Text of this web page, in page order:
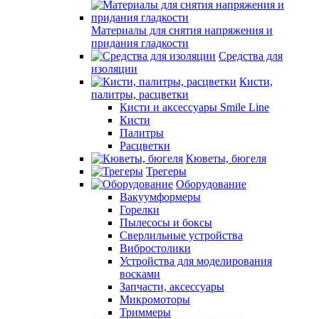
Материалы для снятия напряжения и
придания гладкости
Средства для
изоляции
Кисти,
палитры, расцветки
Кисти и аксессуары Smile Line
Кисти
Палитры
Расцветки
Кюветы, бюгеля
Трегеры
Оборудование
Вакуумформеры
Горелки
Пылесосы и боксы
Сверлильные устройства
Вибростолики
Устройства для моделирования
восками
Запчасти, аксессуары
Микромоторы
Триммеры